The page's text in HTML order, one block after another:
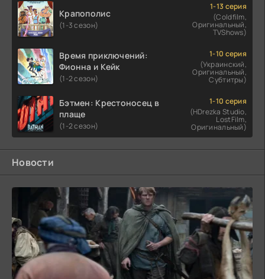
Крапополис
(1-3 сезон)
1-13 серия
(Coldfilm,
Оригинальный,
TVShows)
Время приключений:
Фионна и Кейк
(1-2 сезон)
1-10 серия
(Украинский,
Оригинальный,
Субтитры)
Бэтмен: Крестоносец в
плаще
(1-2 сезон)
1-10 серия
(HDrezka Studio,
LostFilm,
Оригинальный)
Новости